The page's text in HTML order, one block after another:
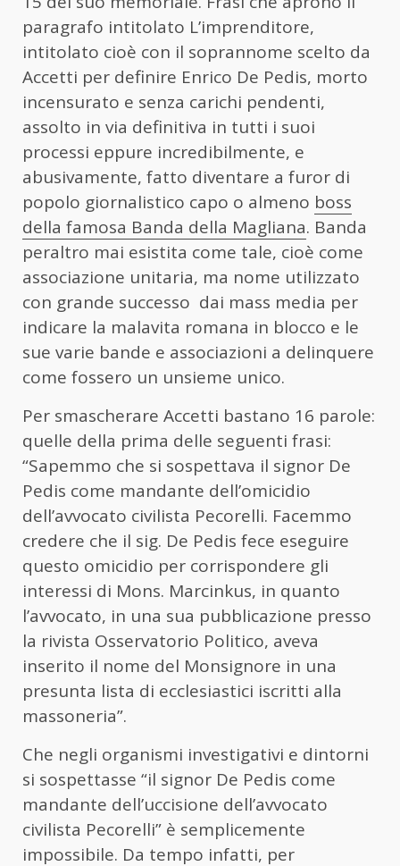
paragrafo intitolato L’imprenditore,
intitolato cioè con il soprannome scelto da
Accetti per definire Enrico De Pedis, morto
incensurato e senza carichi pendenti,
assolto in via definitiva in tutti i suoi
processi eppure incredibilmente, e
abusivamente, fatto diventare a furor di
popolo giornalistico capo o almeno boss
della famosa Banda della Magliana. Banda
peraltro mai esistita come tale, cioè come
associazione unitaria, ma nome utilizzato
con grande successo dai mass media per
indicare la malavita romana in blocco e le
sue varie bande e associazioni a delinquere
come fossero un unsieme unico.
Per smascherare Accetti bastano 16 parole:
quelle della prima delle seguenti frasi:
“Sapemmo che si sospettava il signor De
Pedis come mandante dell’omicidio
dell’avvocato civilista Pecorelli. Facemmo
credere che il sig. De Pedis fece eseguire
questo omicidio per corrispondere gli
interessi di Mons. Marcinkus, in quanto
l’avvocato, in una sua pubblicazione presso
la rivista Osservatorio Politico, aveva
inserito il nome del Monsignore in una
presunta lista di ecclesiastici iscritti alla
massoneria”.
Che negli organismi investigativi e dintorni
si sospettasse “il signor De Pedis come
mandante dell’uccisione dell’avvocato
civilista Pecorelli” è semplicemente
impossibile. Da tempo infatti, per